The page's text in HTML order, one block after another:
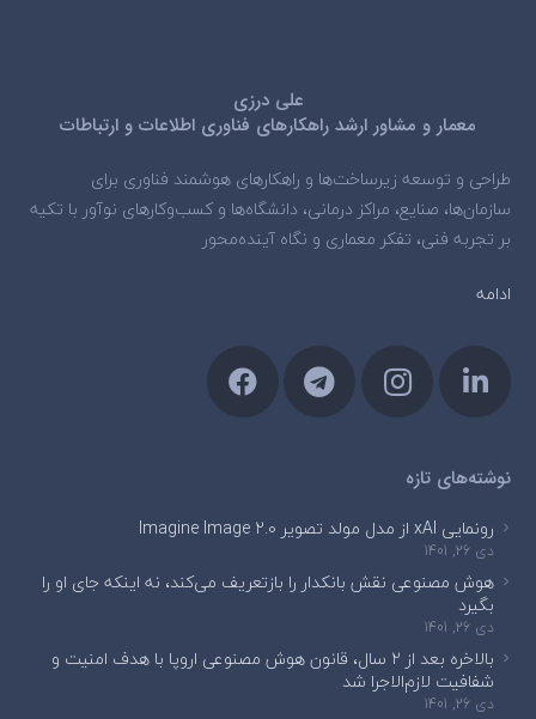
علی درزی
معمار و مشاور ارشد راهکارهای فناوری اطلاعات و ارتباطات
طراحی و توسعه زیرساخت‌ها و راهکارهای هوشمند فناوری برای
سازمان‌ها، صنایع، مراکز درمانی، دانشگاه‌ها و کسب‌وکارهای نوآور با تکیه
بر تجربه فنی، تفکر معماری و نگاه آینده‌محور
ادامه
نوشته‌های تازه
رونمایی xAI از مدل مولد تصویر Imagine Image 2.0
دی 26, 1401
هوش مصنوعی نقش بانکدار را بازتعریف می‌کند، نه اینکه جای او را
بگیرد
دی 26, 1401
بالاخره بعد از ۲ سال، قانون هوش مصنوعی اروپا با هدف امنیت و
شفافیت لازم‌الاجرا شد
دی 26, 1401